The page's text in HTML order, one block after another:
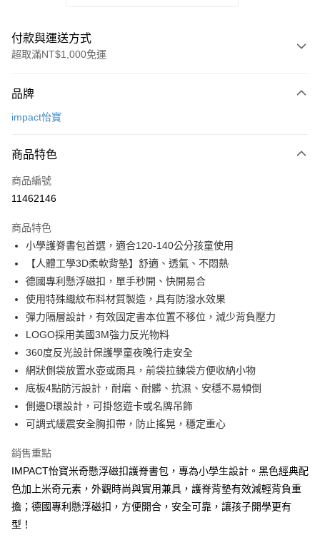
付款與運送方式
超取滿NT$1,000免運
信用卡一次付款
3 期 0 利率 每期
合作金庫商業銀行
上海商業儲蓄銀行
臺灣中小企業銀行
匯豐（台灣）商業銀行
華泰商業銀行
聯邦商業銀行
遠東國際商業銀行
元大商業銀行
永豐商業銀行
玉山商業銀行
星展（台灣）商業銀行
台灣樂天信用卡公司
合作金庫商業銀行
上海商業儲蓄銀行
國泰世華商業銀行
兆豐國際商業銀行
匯豐（台灣）商業銀行
華泰商業銀行
聯邦商業銀行
遠東國際商業銀行
元大商業銀行
永豐商業銀行
玉山商業銀行
星展（台灣）商業銀行
台新國際商業銀行
超商取貨付款
LINE Pay
Apple Pay
街口支付
悠遊付
Google Pay
大哥付你分期
相關說明
【大哥付你分期使用說明】
1.本服務由台灣大哥大提供，台灣大哥大用戶可立即使用無須另外申請。
2.付款方式選擇「大哥付你分期」，訂單成立後會自動跳轉到大哥付的交易
流程，驗證手機門號後，選擇欲分期的期數、繳款截止日，確認付款後即完
3.實際核准額度、可分期數及費用金額請依後續交易確認頁面所載為準。
4.訂單成立30分鐘內，如未前往確認交易或遇審核未通過，訂單將自動取
法說明評估內容。
【繳款方式說明】
1.分期款項不併入電信帳單，「大哥付你分期」於每月結算日後寄送繳費提
AFTEE先享後付
相關說明
AFTEE先享後付是「在收到商品之後才付款」的支付方式。 讓您購物簡單
便利好安心！
１．簡單：不需註冊會員、不需綁卡、不需儲值。
２．便利：只要手機號碼，簡訊認證，即可結帳。
３．安心：先確認商品／服務後，再付款。
【「AFTEE先享後付」結帳流程】
ATM付款
全家取貨付款
每筆NT$80，滿NT$1,000(含以上)免運費
品牌
impact怡寶
商品特色
商品編號
11462146
商品特色
小學護脊書包首選，適合120-140公分孩童使用
【人體工學3D柔軟背墊】舒適、透氣、不悶熱
德國專利懸浮磁扣，單手秒開、快開易合
使用特殊織紋布料材質製造，具有防潑水效果
彈力隔層設計，有效固定書本位置不移位，減少背負壓力
LOGO採用美國3M強力反光物料
360度反光設計保護學童夜晚行走安全
網狀側袋放置水壺或雨具，前袋拉鍊袋方便收納小物
底板4點防污設計，耐磨、耐髒、抗濕、安穩不易傾倒
側邊D環設計，可掛悠遊卡或名牌吊飾
可調式緩震安全胸扣帶，防止搖晃，穩定重心
銷售重點
IMPACT怡寶米奇懸浮磁扣護脊書包，專為小學生設計。黑色經典配
色加上米奇元素，外觀時尚與實用兼具，護脊背墊有效減輕背負重
擔；德國專利懸浮磁扣，方便開合，安全可靠，讓孩子開學更有
型！